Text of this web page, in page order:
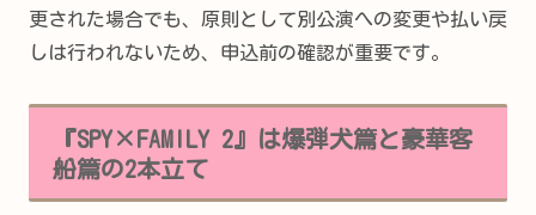
更された場合でも、原則として別公演への変更や払い戻
しは行われないため、申込前の確認が重要です。
『SPY×FAMILY 2』は爆弾犬篇と豪華客
船篇の2本立て